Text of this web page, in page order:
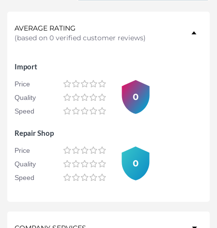
AVERAGE RATING
(based on 0 verified customer reviews)
Import
Price
Quality
Speed
0
Repair Shop
Price
Quality
Speed
0